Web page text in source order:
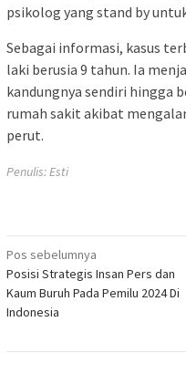
psikolog yang stand by
Sebagai informasi, kasus
laki berusia 9 tahun. Ia
kandungnya sendiri hingga
rumah sakit akibat
perut.
Penulis: Esti
Navigasi
pos
Pos sebelumnya
Posisi Strategis Insan Pers dan
Kaum Buruh Pada Pemilu 2024 Di
Indonesia